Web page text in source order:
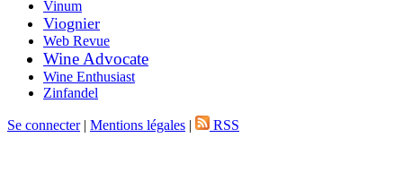
Vinum
Viognier
Web Revue
Wine Advocate
Wine Enthusiast
Zinfandel
Se connecter| Mentions légales | RSS